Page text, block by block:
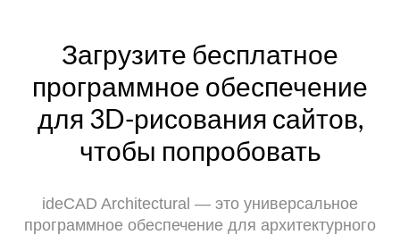
Загрузите бесплатное
программное обеспечение
для 3D-рисования сайтов,
чтобы попробовать
ideCAD Architectural — это универсальное
программное обеспечение для архитектурного